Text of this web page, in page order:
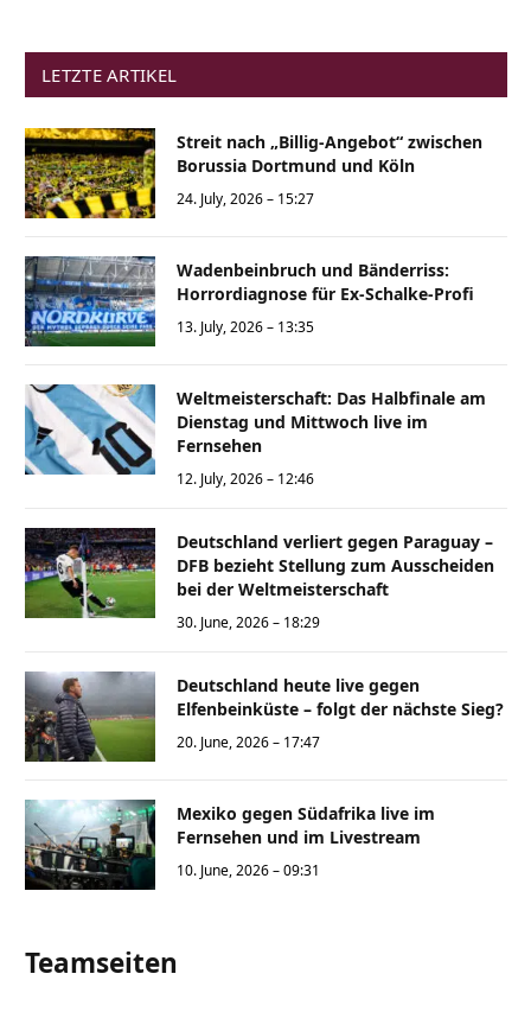
LETZTE ARTIKEL
Streit nach „Billig-Angebot“ zwischen
Borussia Dortmund und Köln
24. July, 2026 – 15:27
Wadenbeinbruch und Bänderriss:
Horrordiagnose für Ex-Schalke-Profi
13. July, 2026 – 13:35
Weltmeisterschaft: Das Halbfinale am
Dienstag und Mittwoch live im
Fernsehen
12. July, 2026 – 12:46
Deutschland verliert gegen Paraguay –
DFB bezieht Stellung zum Ausscheiden
bei der Weltmeisterschaft
30. June, 2026 – 18:29
Deutschland heute live gegen
Elfenbeinküste – folgt der nächste Sieg?
20. June, 2026 – 17:47
Mexiko gegen Südafrika live im
Fernsehen und im Livestream
10. June, 2026 – 09:31
Teamseiten